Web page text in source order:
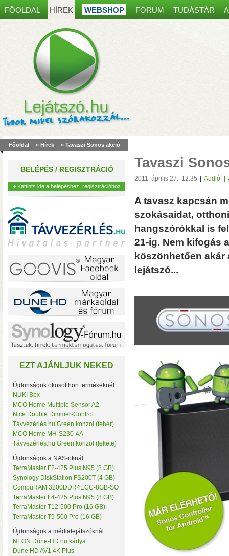
FŐOLDAL HÍREK WEBSHOP FÓRUM TUDÁSTÁR
működés, egy régi
A TerraMaster-nél
Plusz teljesítmény
F2-425 Plus és F4-
(32 GB-ig bővíthető!)
(tárhely és/vagy cache)
• Hardveres RAID0/
Főoldal » Hírek » Tavaszi Sonos akció
Tavaszi
2011. április 27. 12:35 Audió
A tavasz kapcsán
szokásaidat,
hangszórókkal is
21-ig. Nem kifogás
köszönhetően akár
lejátszó...
BELÉPÉS / REGISZTRÁCIÓ
+ Kattints ide a belépéshez, regisztrációhoz
EZT AJÁNLJUK NEKED
Újdonságok okosotthon termékeknél:
NUKI Box
MCO Home Multiple Sensor A2
Nice Double Dimmer-Control
Távvezérlés.hu Green konzol (fehér)
MCO Home MH-S230-4A
Távvezérlés.hu Green konzol (fekete)
Újdonságok a NAS-oknál:
TerraMaster F2-425 Plus N95 (8 GB)
Synology DiskStation FS200T (4 GB)
CompuRAM 3200DDR4ECC-8GB-SO
TerraMaster F4-425 Plus N95 (8 GB)
TerraMaster T12-500 Pro (16 GB)
TerraMaster T9-500 Pro (16 GB)
Újdonságok a médialejátszóknál:
NEON Dune-HD.hu kártya
Dune HD AV1 4K Plus